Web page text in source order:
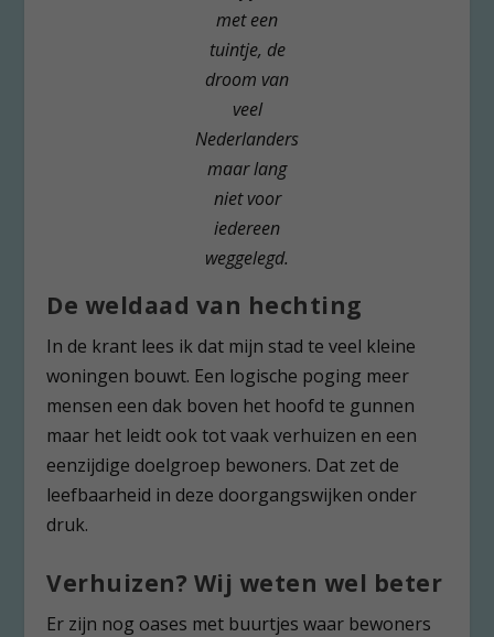
met een
tuintje, de
droom van
veel
Nederlanders
maar lang
niet voor
iedereen
weggelegd.
De weldaad van hechting
In de krant lees ik dat mijn stad te veel kleine
woningen bouwt. Een logische poging meer
mensen een dak boven het hoofd te gunnen
maar het leidt ook tot vaak verhuizen en een
eenzijdige doelgroep bewoners. Dat zet de
leefbaarheid in deze doorgangswijken onder
druk.
Verhuizen? Wij weten wel beter
Er zijn nog oases met buurtjes waar bewoners